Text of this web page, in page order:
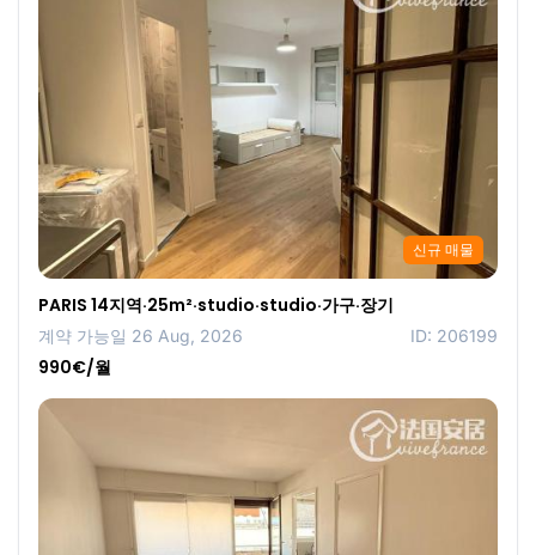
신규 매물
PARIS 14지역·25m²·studio·studio·가구·장기
계약 가능일 26 Aug, 2026 ID: 206199
990€/월